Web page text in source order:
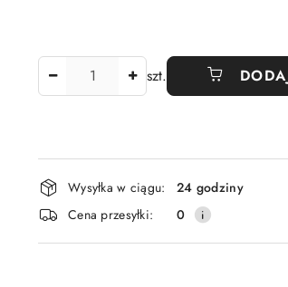
szt.
Dostępność
i
dostawa
Wysyłka w ciągu:
24 godziny
Cena przesyłki:
0